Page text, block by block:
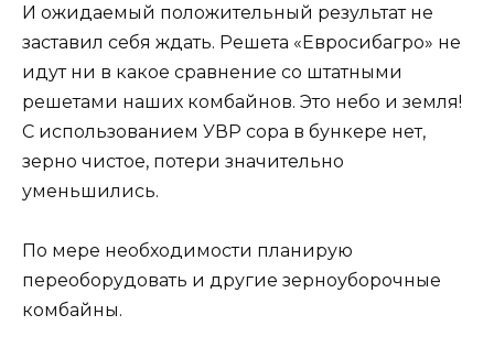
И ожидаемый положительный результат не
заставил себя ждать. Решета «Евросибагро» не
идут ни в какое сравнение со штатными
решетами наших комбайнов. Это небо и земля!
С использованием УВР сора в бункере нет,
зерно чистое, потери значительно
уменьшились.
По мере необходимости планирую
переоборудовать и другие зерноуборочные
комбайны.